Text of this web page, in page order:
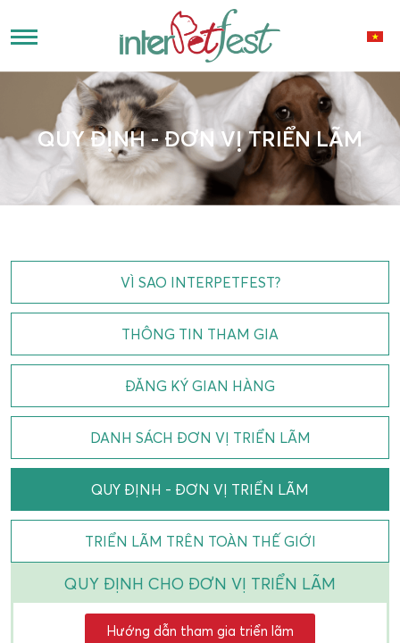
QUY ĐỊNH - ĐƠN VỊ TRIỂN LÃM
VÌ SAO INTERPETFEST?
THÔNG TIN THAM GIA
ĐĂNG KÝ GIAN HÀNG
DANH SÁCH ĐƠN VỊ TRIỂN LÃM
QUY ĐỊNH - ĐƠN VỊ TRIỂN LÃM
TRIỂN LÃM TRÊN TOÀN THẾ GIỚI
QUY ĐỊNH CHO ĐƠN VỊ TRIỂN LÃM
Hướng dẫn tham gia triển lãm